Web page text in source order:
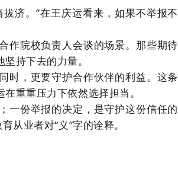
济。”在王庆运看来，如果不举报不
作院校负责人会谈的场景。那些期待
持下去的力量。
时，更要守护合作伙伴的利益。这条
重重压力下依然选择担当。
一份举报的决定，是守护这份信任的
从业者对“义”字的诠释。